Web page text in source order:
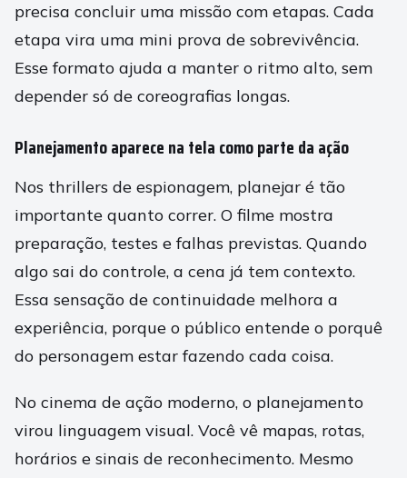
precisa concluir uma missão com etapas. Cada
etapa vira uma mini prova de sobrevivência.
Esse formato ajuda a manter o ritmo alto, sem
depender só de coreografias longas.
Planejamento aparece na tela como parte da ação
Nos thrillers de espionagem, planejar é tão
importante quanto correr. O filme mostra
preparação, testes e falhas previstas. Quando
algo sai do controle, a cena já tem contexto.
Essa sensação de continuidade melhora a
experiência, porque o público entende o porquê
do personagem estar fazendo cada coisa.
No cinema de ação moderno, o planejamento
virou linguagem visual. Você vê mapas, rotas,
horários e sinais de reconhecimento. Mesmo